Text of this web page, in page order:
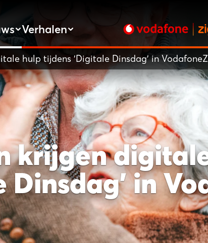
Verhalen
hulp tijdens 'Digitale Dinsdag' in
krijgen
Dinsdag' in